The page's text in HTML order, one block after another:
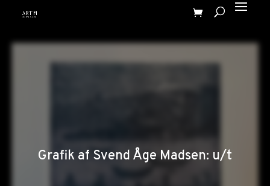
Grafik af Svend Åge Madsen: u/t